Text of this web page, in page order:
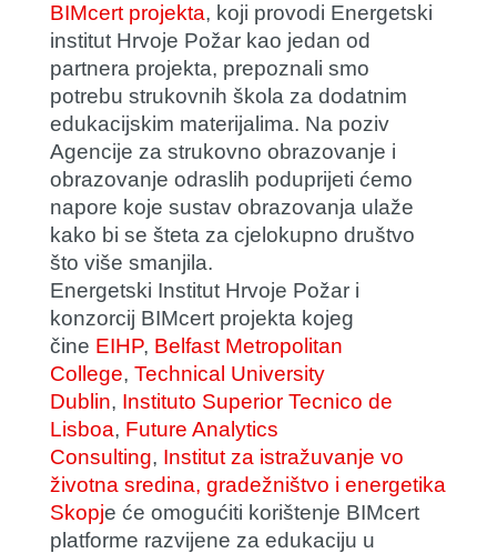
BIMcert projekta, koji provodi Energetski
institut Hrvoje Požar kao jedan od
partnera projekta, prepoznali smo
potrebu strukovnih škola za dodatnim
edukacijskim materijalima. Na poziv
Agencije za strukovno obrazovanje i
obrazovanje odraslih poduprijeti ćemo
napore koje sustav obrazovanja ulaže
kako bi se šteta za cjelokupno društvo
što više smanjila.
Energetski Institut Hrvoje Požar i
konzorcij BIMcert projekta kojeg
čine EIHP, Belfast Metropolitan
College, Technical University
Dublin, Instituto Superior Tecnico de
Lisboa, Future Analytics
Consulting, Institut za istražuvanje vo
životna sredina, gradežništvo i energetika
Skopje će omogućiti korištenje BIMcert
platforme razvijene za edukaciju u